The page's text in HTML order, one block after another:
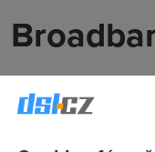
Statistiky z pohledu